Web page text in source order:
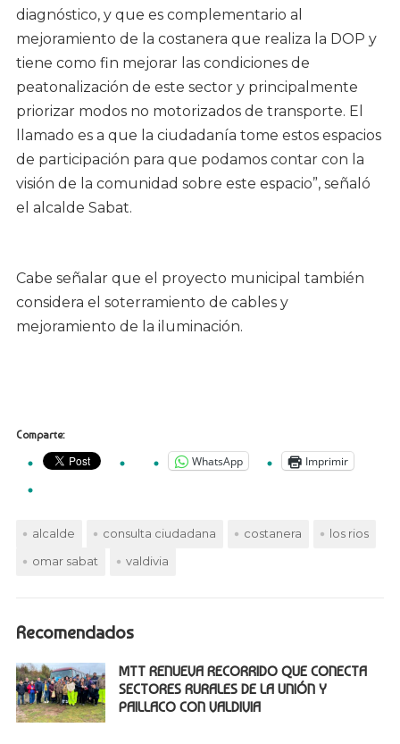
diagnóstico, y que es complementario al
mejoramiento de la costanera que realiza la DOP y
tiene como fin mejorar las condiciones de
peatonalización de este sector y principalmente
priorizar modos no motorizados de transporte. El
llamado es a que la ciudadanía tome estos espacios
de participación para que podamos contar con la
visión de la comunidad sobre este espacio”, señaló
el alcalde Sabat.
Cabe señalar que el proyecto municipal también
considera el soterramiento de cables y
mejoramiento de la iluminación.
Comparte:
WhatsApp Imprimir
alcalde consulta ciudadana costanera
los rios
omar sabat
valdivia
Recomendados
MTT RENUEVA RECORRIDO QUE CONECTA
SECTORES RURALES DE LA UNIÓN Y
PAILLACO CON VALDIVIA